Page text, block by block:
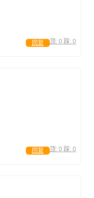
顶: 0 踩: 0
回复
顶: 0 踩: 0
回复